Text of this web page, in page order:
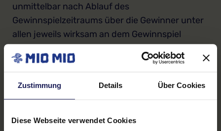
Zustimmung Details Über Cookies
Diese Webseite verwendet Cookies
unmittelbar nach Ablauf des
Gewinnspielzeitraums über die Gewinner unter
allen jeweils wirksam an dem Gewinnspiel
beteiligten Teilnehmern.
Es wird unter allen wirksam an dem Gewinnspiel
beteiligten Teilnehmern als Gewinn folgendes
verlost: